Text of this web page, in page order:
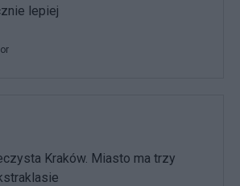
lepiej
Kraków. Miasto ma trzy